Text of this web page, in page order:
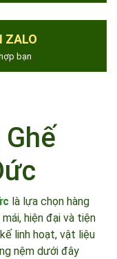
ZALO
bạn
là lựa chọn hàng
hiện đại và tiện
linh hoạt, vật liệu
nệm dưới đây